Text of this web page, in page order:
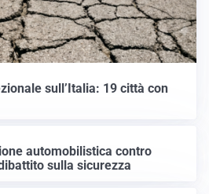
sull’Italia: 19 città con
automobilistica contro
sulla sicurezza